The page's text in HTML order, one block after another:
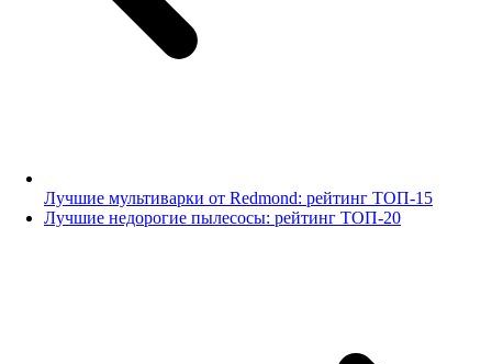
Лучшие мультиварки от Redmond: рейтинг ТОП-15
Лучшие недорогие пылесосы: рейтинг ТОП-20